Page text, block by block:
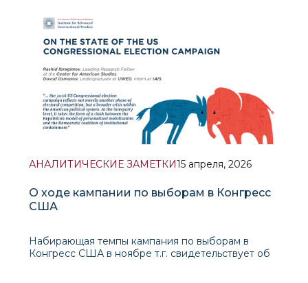
В начале апре
АНАЛИТИЧЕСКИЕ ЗАМЕТКИ15 апреля, 2026
О ходе кампании по выборам в Конгресс
США
Набирающая темпы кампания по выборам в
Конгресс США в ноябре т.г. свидетельствует об